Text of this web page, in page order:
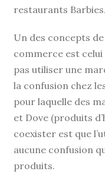
restaurants Barbies.
Un des concepts
commerce est celui
pas utiliser une
la confusion chez
pour laquelle des
et Dove (produits
coexister est que
aucune confusion
produits.